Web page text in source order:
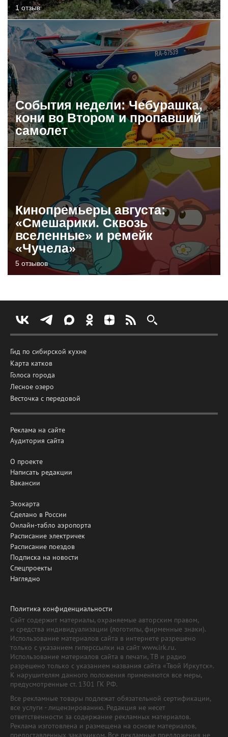
1 отзыв
События недели: Чебурашка,
кони во Втором и пропавший
самолет
Кинопремьеры августа:
«Смешарики. Сквозь
вселенные» и ремейк
«Чучела»
5 отзывов
Гид по сибирской кухне
Карта катков
Голоса города
Лесное озеро
Весточка с передовой
Реклама на сайте
Аудитория сайта
О проекте
Написать редакции
Вакансии
Экокарта
Сделано в России
Онлайн-табло аэропорта
Расписание электричек
Расписание поездов
Подписка на новости
Спецпроекты
Наглядно
Политика конфиденциальности
Сайт содержит материалы, охраняемые авторским правом,
и средства индивидуализации (логотипы, фирменные знаки).
Использование материалов сайта в интернете разрешено
только с указанием гиперссылки на сайт www.irk.ru.
Использование материалов сайта в печати, ТВ и радио
разрешено только с указанием названия сайта «Твой Иркутск».
К нарушителям данного положения применяются все меры,
предусмотренные ст. 1301 ГК РФ.
Все рекламные товары подлежат обязательной сертификации,
все услуги - лицензированию. Редакция не несет
ответственности за содержание рекламных материалов.
Реклама изготовлена и размещена на основе материалов,
предоставленных заказчиком. Все рекламные предложения не